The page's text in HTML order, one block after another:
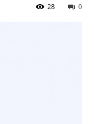
0
28